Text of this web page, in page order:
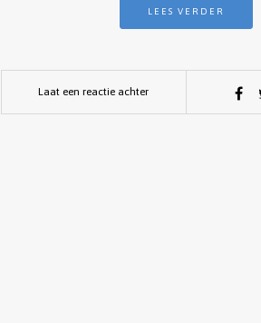
LEES VERDER
Laat een reactie achter